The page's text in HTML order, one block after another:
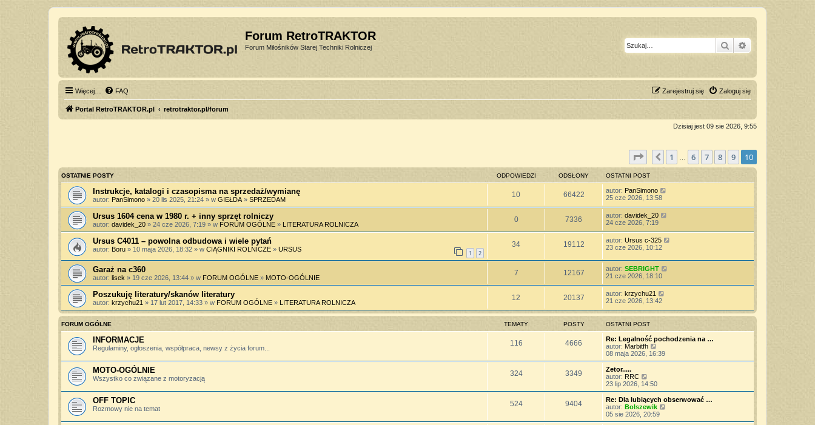
Forum RetroTRAKTOR
Forum Miłośników Starej Techniki Rolniczej Szukaj
Więcej… FAQ Zaloguj się
Zarejestruj się
Portal RetroTRAKTOR.pl retrotraktor.pl/forum
Dzisiaj jest 09 sie 2026, 9:55
Strona10 10
Poprzednia
1 6 7 8 9 10
OSTATNIE POSTY ODPOWIEDZI ODSŁONY OSTATNI POST
Instrukcje, katalogi i czasopisma na sprzedaż/wymianę
autor: PanSimono » 20 lis 2025, 21:24 » w GIEŁDA » SPRZEDAM
10 66422 autor: PanSimono
25 cze 2026, 13:58
Ursus 1604 cena w 1980 r. + inny sprzęt rolniczy
autor: davidek_20 » 24 cze 2026, 7:19 » w FORUM OGÓLNE » LITERATURA ROLNICZA
0 7336 autor: davidek_20
24 cze 2026, 7:19
Ursus C4011 – powolna odbudowa i wiele pytań
1 2
autor: Boru » 10 maja 2026, 18:32 » w CIĄGNIKI ROLNICZE » URSUS
34 19112 autor: Ursus c-325
23 cze 2026, 10:12
Garaż na c360
autor: lisek » 19 cze 2026, 13:44 » w FORUM OGÓLNE » MOTO-OGÓLNIE
7 12167 autor: SEBRIGHT
21 cze 2026, 18:10
Poszukuję literatury/skanów literatury
autor: krzychu21 » 17 lut 2017, 14:33 » w FORUM OGÓLNE » LITERATURA ROLNICZA
12 20137 autor: krzychu21
21 cze 2026, 13:42
FORUM OGÓLNE TEMATY POSTY OSTATNI POST
INFORMACJE
Regulaminy, ogłoszenia, współpraca, newsy z życia forum...
116 4666
Re: Legalność pochodzenia na …
autor: Marbitfh
y
ś
e
l
n
a
j
08 maja 2026, 16:39
MOTO-OGÓLNIE
Wszystko co związane z motoryzacją
324 3349
Zetor.....
autor: RRC
y
ś
w
i
e
23 lip 2026, 14:50
OFF TOPIC
Rozmowy nie na temat
524 9404
Re: Dla lubiących obserwować …
autor: Bolszewik
ś
05 sie 2026, 20:59